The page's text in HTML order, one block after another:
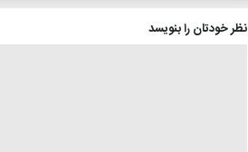
نظر خودتان را بنویسد